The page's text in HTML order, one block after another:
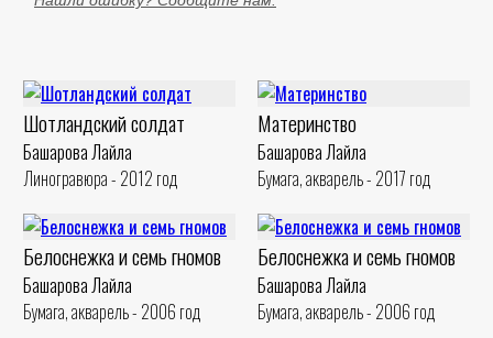
Шотландский солдат
Башарова Лайла
Линогравюра - 2012 год
Материнство
Башарова Лайла
Бумага, акварель - 2017 год
Белоснежка и семь гномов
Башарова Лайла
Бумага, акварель - 2006 год
Белоснежка и семь гномов
Башарова Лайла
Бумага, акварель - 2006 год